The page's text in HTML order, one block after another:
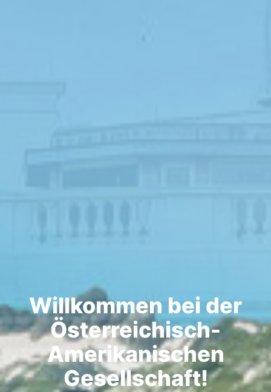
Willkommen bei der
Österreichisch-
Amerikanischen
Gesellschaft!